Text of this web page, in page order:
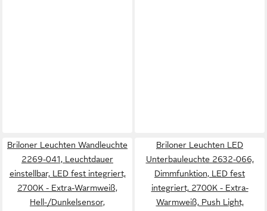
Briloner Leuchten Wandleuchte
2269-041, Leuchtdauer
einstellbar, LED fest integriert,
2700K - Extra-Warmweiß,
Hell-/Dunkelsensor,
Briloner Leuchten LED
Unterbauleuchte 2632-066,
Dimmfunktion, LED fest
integriert, 2700K - Extra-
Warmweiß, Push Light,